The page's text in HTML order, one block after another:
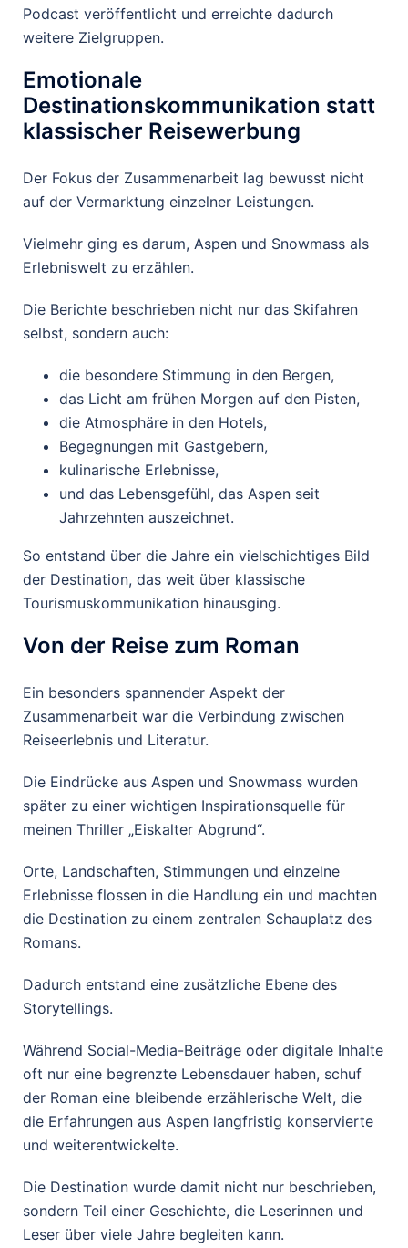
Podcast veröffentlicht und erreichte dadurch
weitere Zielgruppen.
Emotionale
Destinationskommunikation statt
klassischer Reisewerbung
Der Fokus der Zusammenarbeit lag bewusst nicht
auf der Vermarktung einzelner Leistungen.
Vielmehr ging es darum, Aspen und Snowmass als
Erlebniswelt zu erzählen.
Die Berichte beschrieben nicht nur das Skifahren
selbst, sondern auch:
die besondere Stimmung in den Bergen,
das Licht am frühen Morgen auf den Pisten,
die Atmosphäre in den Hotels,
Begegnungen mit Gastgebern,
kulinarische Erlebnisse,
und das Lebensgefühl, das Aspen seit
Jahrzehnten auszeichnet.
So entstand über die Jahre ein vielschichtiges Bild
der Destination, das weit über klassische
Tourismuskommunikation hinausging.
Von der Reise zum Roman
Ein besonders spannender Aspekt der
Zusammenarbeit war die Verbindung zwischen
Reiseerlebnis und Literatur.
Die Eindrücke aus Aspen und Snowmass wurden
später zu einer wichtigen Inspirationsquelle für
meinen Thriller „Eiskalter Abgrund“.
Orte, Landschaften, Stimmungen und einzelne
Erlebnisse flossen in die Handlung ein und machten
die Destination zu einem zentralen Schauplatz des
Romans.
Dadurch entstand eine zusätzliche Ebene des
Storytellings.
Während Social-Media-Beiträge oder digitale Inhalte
oft nur eine begrenzte Lebensdauer haben, schuf
der Roman eine bleibende erzählerische Welt, die
die Erfahrungen aus Aspen langfristig konservierte
und weiterentwickelte.
Die Destination wurde damit nicht nur beschrieben,
sondern Teil einer Geschichte, die Leserinnen und
Leser über viele Jahre begleiten kann.